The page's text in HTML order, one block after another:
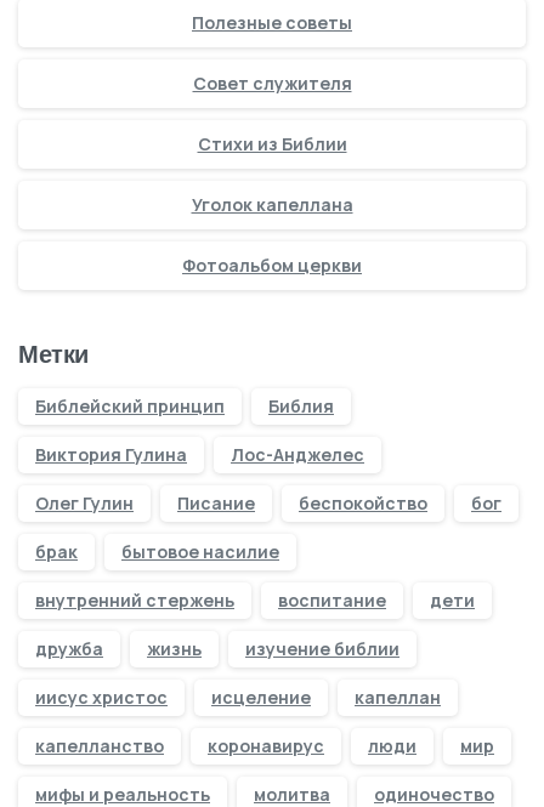
Полезные советы
Совет служителя
Стихи из Библии
Уголок капеллана
Фотоальбом церкви
Метки
Библейский принцип Библия
Виктория Гулина Лос-Анджелес
Олег Гулин Писание беспокойство бог
брак бытовое насилие
внутренний стержень воспитание дети
дружба жизнь изучение библии
иисус христос исцеление капеллан
капелланство коронавирус люди мир
мифы и реальность молитва одиночество